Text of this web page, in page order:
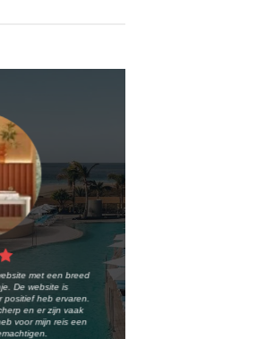
met een breed
De website is
positief heb ervaren.
en er zijn vaak
voor mijn reis een